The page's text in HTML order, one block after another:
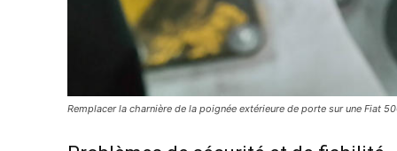
Remplacer la charnière de la poignée extérieure de porte sur une Fiat